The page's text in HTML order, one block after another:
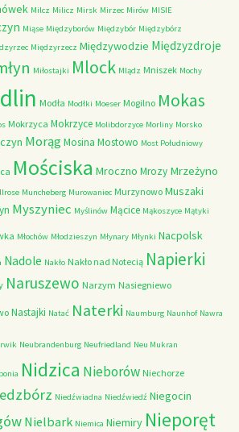
Milcz Milicz Mirsk Mirzec Mirów MISIE
Miąse Międzyborów Międzybór Międzybórz
Międzyrzecz Międzywodzie Międzyzdroje
Miłostajki Mlock Mlądz Mniszek Mochy
Modła Modłki Moeser Mogilno Mokas
Mokrzyca Mokrzyce Molibdorzyce Morliny Morsko
MorągMosina Mostowo Most Południowy
Mościska Mroczno Mrozy Mrzeżyno
Muncheberg Murowaniec Murzynowo Muszaki
Myszyniec Myślinów Mącice Mąkoszyce Mątyki
Młochów Młodzieszyn Młynary Młynki Nacpolsk
Nadole Nakło Nakło nad Notecią Napierki
Naruszewo Narzym Nasiegniewo
Nastajki Natać Naterki Naumburg Naunhof Nawra
Neubrandenburg Neufriedland Neu Mukran
Nidzica Nieborów Niechorze
Niedźwiadna Niedźwiedź Niegocin
Nielbark Niemica Niemiry Nieporęt